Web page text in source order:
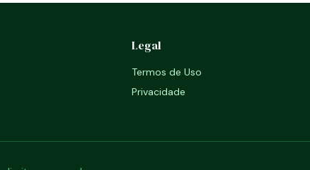
Legal
Termos de Uso
Privacidade